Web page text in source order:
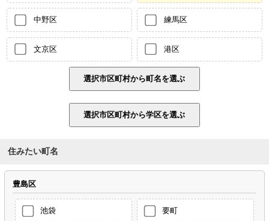
中野区 練馬区
文京区 港区
住みたい町名
豊島区
池袋 要町